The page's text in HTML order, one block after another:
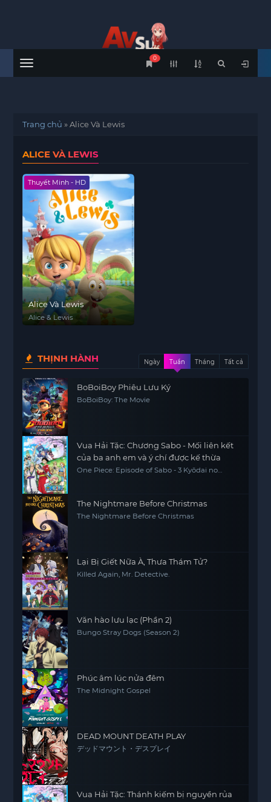
Menu
0
Trang chủ »Alice Và Lewis
ALICE VÀ LEWIS
Thuyết Minh - HD
Alice Và Lewis
Alice & Lewis
THỊNH HÀNH Ngày Tuần Tháng Tất cả
BoBoiBoy Phiêu Lưu Ký
BoBoiBoy: The Movie
Vua Hải Tặc: Chương Sabo - Mối liên kết
của ba anh em và ý chí được kế thừa
One Piece: Episode of Sabo - 3 Kyōdai no
Inherited Will
The Nightmare Before Christmas
The Nightmare Before Christmas
Lại Bị Giết Nữa À, Thưa Thám Tử?
Killed Again, Mr. Detective.
Văn hào lưu lạc (Phần 2)
Bungo Stray Dogs (Season 2)
Phúc âm lúc nửa đêm
The Midnight Gospel
DEAD MOUNT DEATH PLAY
デッドマウント・デスプレイ
Vua Hải Tặc: Thánh kiếm bị nguyền rủa